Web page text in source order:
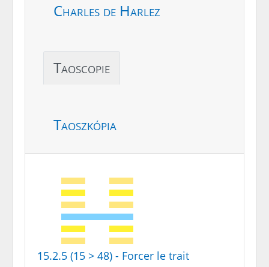
Charles de Harlez
Taoscopie
Taoszkópia
15.2.5 (15 > 48) - Forcer le trait